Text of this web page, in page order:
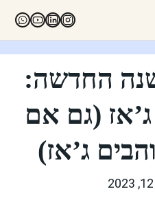
החדשה:
(גם אם
ג’אז)